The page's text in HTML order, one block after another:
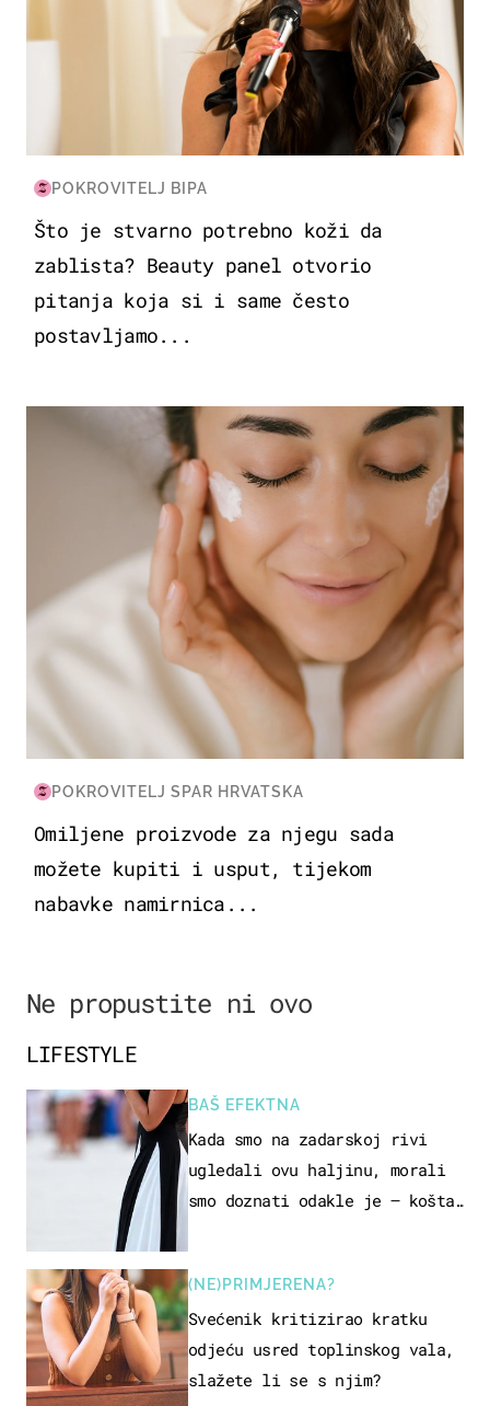
POKROVITELJ BIPA
Što je stvarno potrebno koži da
zablista? Beauty panel otvorio
pitanja koja si i same često
postavljamo...
MODA & LJEPOTA
POKROVITELJ SPAR HRVATSKA
Omiljene proizvode za njegu sada
možete kupiti i usput, tijekom
nabavke namirnica...
Ne propustite ni ovo
LIFESTYLE
BAŠ EFEKTNA
Kada smo na zadarskoj rivi
ugledali ovu haljinu, morali
smo doznati odakle je – košta
(NE)PRIMJERENA?
Svećenik kritizirao kratku
odjeću usred toplinskog vala,
slažete li se s njim?